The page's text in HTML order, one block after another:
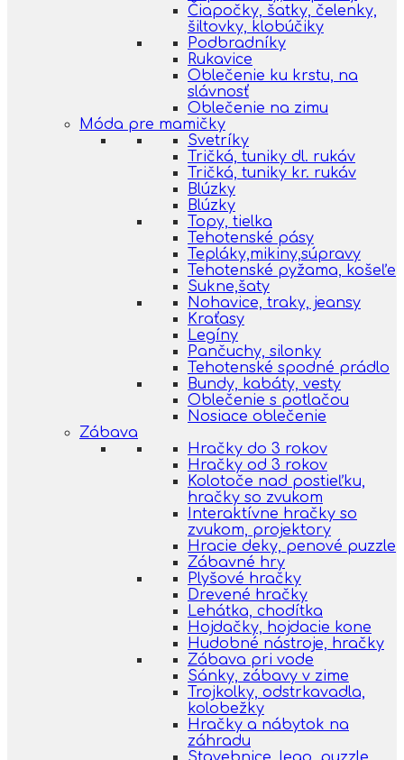
Čiapočky, šatky, čelenky,
šiltovky, klobúčiky
Podbradníky
Rukavice
Oblečenie ku krstu, na
slávnosť
Oblečenie na zimu
Móda pre mamičky
Svetríky
Tričká, tuniky dl. rukáv
Tričká, tuniky kr. rukáv
Blúzky
Blúzky
Topy, tielka
Tehotenské pásy
Tepláky,mikiny,súpravy
Tehotenské pyžama, košeľe
Sukne,šaty
Nohavice, traky, jeansy
Kraťasy
Legíny
Pančuchy, silonky
Tehotenské spodné prádlo
Bundy, kabáty, vesty
Oblečenie s potlačou
Nosiace oblečenie
Zábava
Hračky do 3 rokov
Hračky od 3 rokov
Kolotoče nad postieľku,
hračky so zvukom
Interaktívne hračky so
zvukom, projektory
Hracie deky, penové puzzle
Zábavné hry
Plyšové hračky
Drevené hračky
Lehátka, chodítka
Hojdačky, hojdacie kone
Hudobné nástroje, hračky
Zábava pri vode
Sánky, zábavy v zime
Trojkolky, odstrkavadla,
kolobežky
Hračky a nábytok na
záhradu